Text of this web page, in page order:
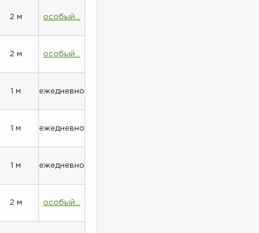
2 м особый...
2 м особый...
1 м ежедневно
1 м ежедневно
1 м ежедневно
2 м особый...